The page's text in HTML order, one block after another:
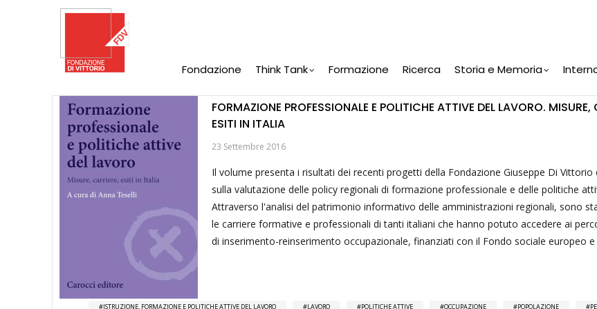
Navigation
Fondazione Think Tank Formazione Ricerca Storia e Memoria
FORMAZIONE PROFESSIONALE E POLITICHE ATTIVE DEL LAVORO. MISURE,
ESITI IN ITALIA
23 Settembre 2016
Il volume presenta i risultati dei recenti progetti della Fondazione Giuseppe Di Vittorio
sulla valutazione delle policy regionali di formazione professionale e delle politiche
Attraverso l'analisi del patrimonio informativo delle amministrazioni regionali, sono
le carriere formative e professionali di tanti italiani che hanno potuto accedere ai
di inserimento-reinserimento occupazionale, finanziati con il Fondo sociale europeo
ISTRUZIONE, FORMAZIONE E POLITICHE ATTIVE DEL LAVORO LAVORO POLITICHE ATTIVE OCCUPAZIONE POPOLAZIONE